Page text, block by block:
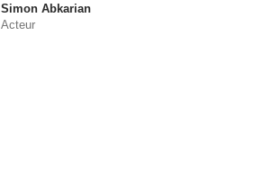
Simon Abkarian
Acteur